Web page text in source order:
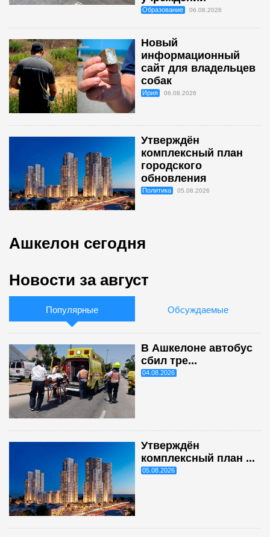
Образование 06.08.2026
Новый
информационный
сайт для владельцев
собак
Ирия 06.08.2026
Утверждён
комплексный план
городского
обновления
Политика 05.08.2026
Ашкелон сегодня
Новости за август
Популярные Обсуждаемые
В Ашкелоне автобус
сбил тре...
04.08.2026
Утверждён
комплексный план ...
05.08.2026